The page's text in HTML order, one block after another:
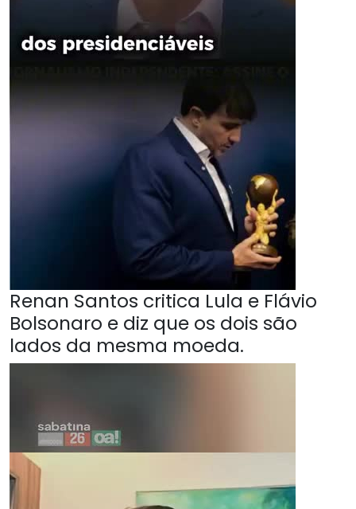
Renan Santos critica Lula e Flávio
Bolsonaro e diz que os dois são
lados da mesma moeda.